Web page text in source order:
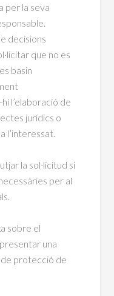
per la seva
decisions
que no es
basin
l’elaboració de
jurídics o
l’interessat.
la sol·licitud si
per al
sobre el
una
protecció de